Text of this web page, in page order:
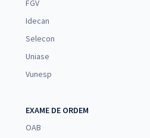
FGV
Idecan
Selecon
Uniase
Vunesp
EXAME DE ORDEM
OAB